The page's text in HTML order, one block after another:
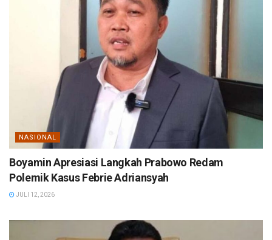
NASIONAL
Boyamin Apresiasi Langkah Prabowo Redam
Polemik Kasus Febrie Adriansyah
JULI 12, 2026